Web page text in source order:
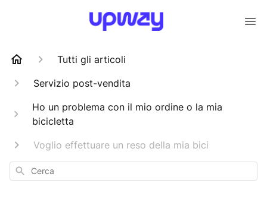
Tutti gli articoli
Servizio post-vendita
Ho un problema con il mio ordine o la mia
bicicletta
Voglio effettuare un reso della mia bici
Cerca